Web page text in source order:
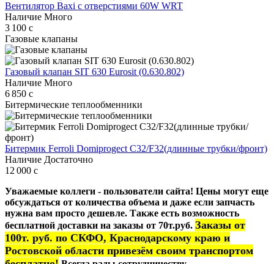
Вентилятор Baxi с отверстиями 60W WRT
Наличие Много
3 100 c
Газовые клапаны
Газовый клапан SIT 630 Eurosit (0.630.802)
Наличие Много
6 850 c
Битермические теплообменники
Битермик Ferroli Domiprogect C32/F32(длинные трубки/фронт)
Наличие Достаточно
12 000 c
Уважаемые коллеги - пользователи сайта! Цены могут еще
обсуждаться от количества объема и даже если запчасть
нужна вам просто дешевле. Также есть возможность
бесплатной доставки на заказы от 70т.руб. Заказы от
100т. руб. по СКФО, Краснодарскому краю и
Ростовской области привезём своим транспортом